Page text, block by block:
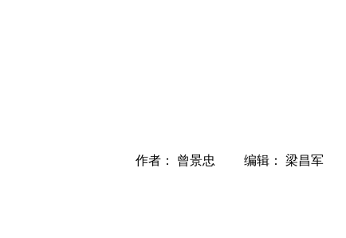
作者： 曾景忠 编辑： 梁昌军